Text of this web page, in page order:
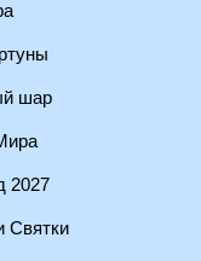
шар
2027
Святки